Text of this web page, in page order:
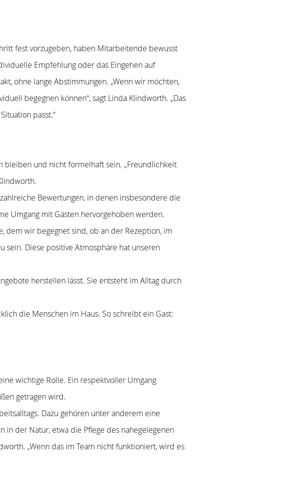
fest vorzugeben, haben Mitarbeitende bewusst
Empfehlung oder das Eingehen auf
ohne lange Abstimmungen. „Wenn wir möchten,
begegnen können“, sagt Linda Klindworth. „Das
passt.“
bleiben und nicht formelhaft sein. „Freundlichkeit
Bewertungen, in denen insbesondere die
Umgang mit Gästen hervorgehoben werden.
dem wir begegnet sind, ob an der Rezeption, im
sein. Diese positive Atmosphäre hat unseren
herstellen lässt. Sie entsteht im Alltag durch
die Menschen im Haus. So schreibt ein Gast:
wichtige Rolle. Ein respektvoller Umgang
getragen wird.
Dazu gehören unter anderem eine
der Natur, etwa die Pflege des nahegelegenen
„Wenn das im Team nicht funktioniert, wird es